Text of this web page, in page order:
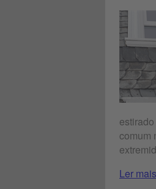
comum
Ler